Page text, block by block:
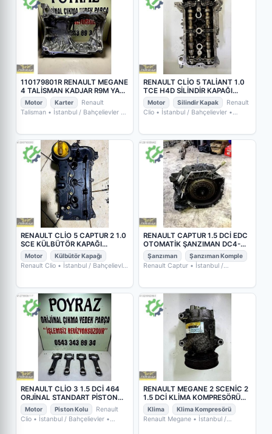
110179801R RENAULT MEGANE
4 TALİSMAN KADJAR R9M YAĞ
KARTERİ
Motor Karter
Renault
Talisman • İstanbul / Bahçelievler •
RENAULT CLİO 5 TALİANT 1.0
TCE H4D SİLİNDİR KAPAĞI
110426440R
Motor Silindir Kapak
Renault
Clio • İstanbul / Bahçelievler •
RENAULT CLİO 5 CAPTUR 2 1.0
SCE KÜLBÜTÖR KAPAĞI
132657536R
Motor Külbütör Kapağı
Renault Clio • İstanbul / Bahçelievler
RENAULT CAPTUR 1.5 DCİ EDC
OTOMATİK ŞANZIMAN DC4-
005 (320104170R
Şanzıman Şanzıman Komple
Renault Captur • İstanbul /
RENAULT CLİO 3 1.5 DCİ 464
ORJİNAL STANDART PİSTON
KOLU
Motor Piston Kolu
Renault
Clio • İstanbul / Bahçelievler •
RENAULT MEGANE 2 SCENİC 2
1.5 DCİ KLİMA KOMPRESÖRÜ
8200316164
Klima Klima Kompresörü
Renault Megane • İstanbul /